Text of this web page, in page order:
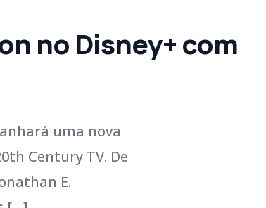
no Disney+ com
uma nova
Century TV. De
E.